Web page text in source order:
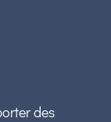
des